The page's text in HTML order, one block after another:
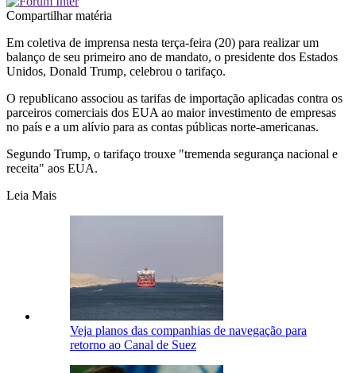
Compartilhar matéria
Em coletiva de imprensa nesta terça-feira (20) para realizar um
balanço de seu primeiro ano de mandato, o presidente dos Estados
Unidos, Donald Trump, celebrou o tarifaço.
O republicano associou as tarifas de importação aplicadas contra os
parceiros comerciais dos EUA ao maior investimento de empresas
no país e a um alívio para as contas públicas norte-americanas.
Segundo Trump, o tarifaço trouxe "tremenda segurança nacional e
receita" aos EUA.
Leia Mais
Veja planos das companhias de navegação para
retorno ao Canal de Suez